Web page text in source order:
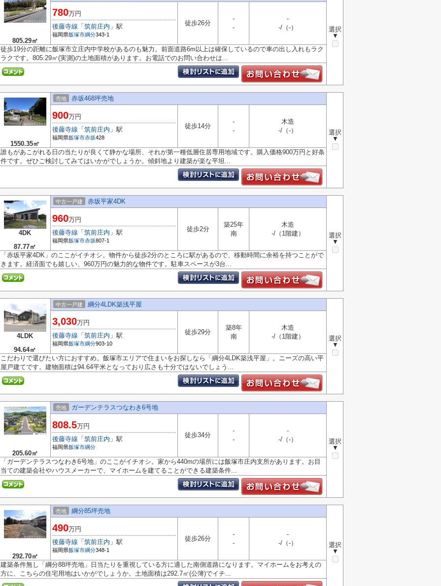
805.29㎡
選択
▼
780万円
後藤寺線 「 筑前庄内 」駅
福岡県飯塚市綱分343-1
徒歩26分
-
-
-
-/（-）
徒歩19分の距離に飯塚市立庄内中学校があるのも魅力。前面道路6m以上は確保しているので車の出し入れもラク
ラクです。805.29㎡(実測)の土地面積があります。お電話でのお問い合わせは...
1550.35㎡
売地 赤坂468坪売地
選択
▼
900万円
後藤寺線 「 筑前庄内 」駅
福岡県飯塚市赤坂428
徒歩14分
-
-
木造
-/（-）
誰もがあこがれる日の当たりが良くて静かな場所、それが第一種低層住居専用地域です。購入価格900万円と好条
件です。ぜひご検討してみてはいかがでしょうか。傾斜地より建築が楽な平坦...
4DK
87.77㎡
中古一戸建 赤坂平家4DK
選択
▼
960万円
後藤寺線 「 筑前庄内 」駅
福岡県飯塚市赤坂807-1
徒歩2分
築25年
南
木造
-/（1階建）
「赤坂平家4DK」のここがイチオシ。物件から徒歩2分のところに駅があるので、移動時間に余裕を持つことがで
きます。経済面でも嬉しい、960万円の魅力的な物件です。駐車スペースが3台...
4LDK
94.64㎡
中古一戸建 綱分4LDK築浅平屋
選択
▼
3,030万円
後藤寺線 「 筑前庄内 」駅
福岡県飯塚市綱分903-10
徒歩29分
築8年
南
木造
-/（1階建）
こだわりで選びたい方におすすめ。飯塚市エリアで住まいをお探しなら「綱分4LDK築浅平屋」。ニーズの高い平
屋戸建てです。建物面積は94.64平米となっており広さも十分ではないでしょう...
205.60㎡
売地 ガーデンテラスつなわき6号地
選択
▼
808.5万円
後藤寺線 「 筑前庄内 」駅
福岡県飯塚市綱分
徒歩34分
-
-
-
-/（-）
「ガーデンテラスつなわき6号地」のここがイチオシ。家から440mの場所には飯塚市庄内支所があります。お目
当ての建築会社やハウスメーカーで、マイホームを建てることができる建築条件...
292.70㎡
売地 綱分85坪売地
選択
▼
490万円
後藤寺線 「 筑前庄内 」駅
福岡県飯塚市綱分348-1
徒歩26分
-
-
-
-/（-）
建築条件無し「綱分88坪売地」日当たりを重視している方に適した南側道路になります。マイホームをお考えの
方に、こちらの住宅用地はいかがでしょうか。土地面積は292.7㎡(公簿)でイチ...